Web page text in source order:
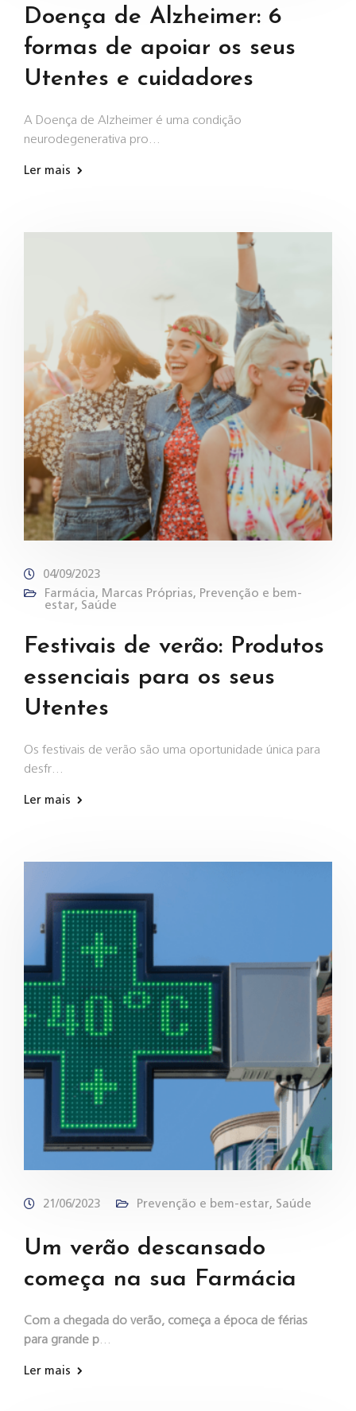
Doença de Alzheimer: 6
formas de apoiar os seus
Utentes e cuidadores
A Doença de Alzheimer é uma condição
neurodegenerativa pro…
Ler mais
04/09/2023
Farmácia, Marcas Próprias, Prevenção e bem-
estar, Saúde
Festivais de verão: Produtos
essenciais para os seus
Utentes
Os festivais de verão são uma oportunidade única para
desfr…
Ler mais
21/06/2023 Prevenção e bem-estar, Saúde
Um verão descansado
começa na sua Farmácia
Com a chegada do verão, começa a época de férias
para grande p
Ler mais